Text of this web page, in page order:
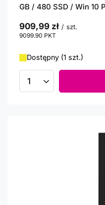
GB / 480 SSD / Win 10
909,99 zł / szt.
9099.90 PKT
Dostępny (1 szt.)
Ilość produktów